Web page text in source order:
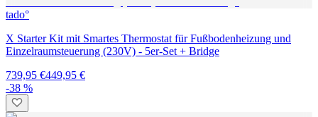
tado°
X Starter Kit mit Smartes Thermostat für Fußbodenheizung und
Einzelraumsteuerung (230V) - 5er-Set + Bridge
739,95 €449,95 €
-38 %